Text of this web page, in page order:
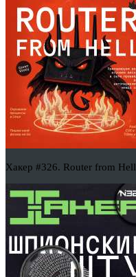
Хакер #326. Router from Hell